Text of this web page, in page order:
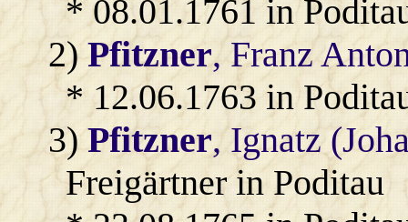
* 08.01.1761 in
2)Pfitzner, Franz
* 12.06.1763 in
3)Pfitzner, Ignatz
Freigärtner in Poditau